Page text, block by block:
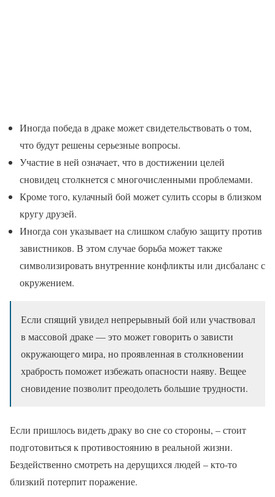
Иногда победа в драке может свидетельствовать о том,
что будут решены серьезные вопросы.
Участие в ней означает, что в достижении целей
сновидец столкнется с многочисленными проблемами.
Кроме того, кулачный бой может сулить ссоры в близком
кругу друзей.
Иногда сон указывает на слишком слабую защиту против
завистников. В этом случае борьба может также
символизировать внутренние конфликты или дисбаланс с
окружением.
Если спящий увидел непрерывный бой или участвовал
в массовой драке — это может говорить о зависти
окружающего мира, но проявленная в столкновении
храбрость поможет избежать опасности наяву. Вещее
сновидение позволит преодолеть большие трудности.
Если пришлось видеть драку во сне со стороны, – стоит
подготовиться к противостоянию в реальной жизни.
Бездейственно смотреть на дерущихся людей – кто-то
близкий потерпит поражение.